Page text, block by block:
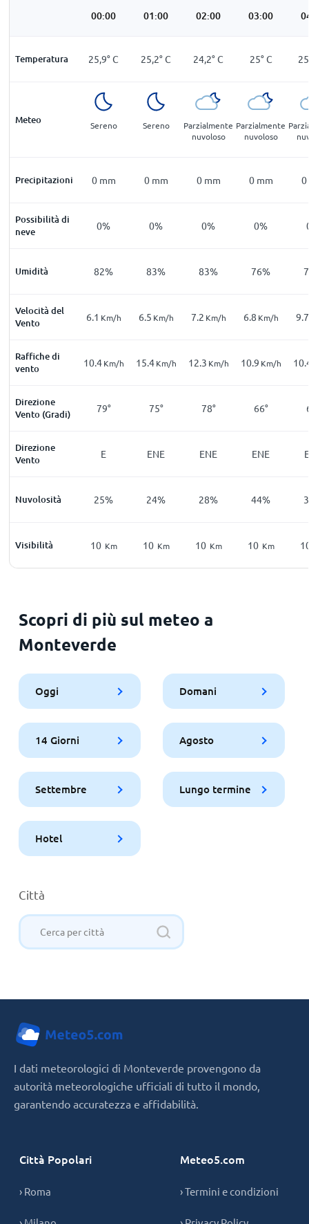
00:00 01:00 02:00 03:00
Temperatura 25,9°C 25,2°C 24,2°C 25°C
Meteo Sereno Sereno
Parzialmente
nuvoloso
Parzialmente
nuvoloso
Precipitazioni 0 mm 0 mm 0 mm 0 mm 0
Possibilità di
neve
0% 0% 0% 0%
Umidità 82% 83% 83% 76%
Velocità del
Vento
6.1 Km/h 6.5 Km/h 7.2 Km/h 6.8 Km/h 9.7
Raffiche di
vento
10.4Km/h 15.4Km/h 12.3 Km/h 10.9 Km/h
Direzione
Vento (Gradi)
79° 75° 78° 66°
Direzione
Vento
E ENE ENE ENE
Nuvolosità 25% 24% 28% 44%
Visibilità 10 Km 10 Km 10 Km 10 Km
Scopri di più sul meteo a
Monteverde
Oggi Domani
14 Giorni Agosto
Settembre Lungo termine
Hotel
Città
I dati meteorologici di Monteverde provengono da
autorità meteorologiche ufficiali di tutto il mondo,
garantendo accuratezza e affidabilità.
Città Popolari
› Roma
Meteo5.com
› Termini e condizioni